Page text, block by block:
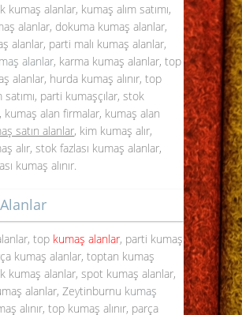
kumaş alanlar, kumaş alım satımı,
alanlar, dokuma kumaş alanlar,
alanlar, parti malı kumaş alanlar,
alanlar, karma kumaş alanlar, top
alanlar, hurda kumaş alınır, top
satımı, parti kumaşçılar, stok
kumaş alan firmalar, kumaş alan
satın alanlar, kim kumaş alır,
alır, stok fazlası kumaş alanlar,
kumaş alınır.
top kumaş alanlar, parti kumaş
kumaş alanlar, toptan kumaş
kumaş alanlar, spot kumaş alanlar,
alanlar, Zeytinburnu kumaş
alınır, top kumaş alınır, parça